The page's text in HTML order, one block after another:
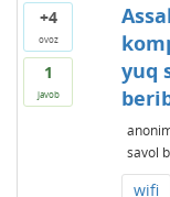
+4
ovoz
1
javob
yuq
savol
wifi